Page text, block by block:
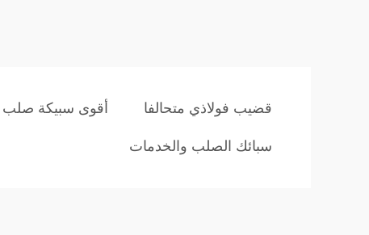
قضيب فولاذي متحالفا أقوى سبيكة صلب
سبائك الصلب والخدمات